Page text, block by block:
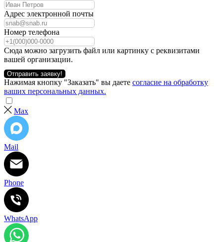
Адрес электронной почты
Номер телефона
Сюда можно загрузить файл или картинку с реквизитами
вашей организации.
Отправить заявку!
Нажимая кнопку "Заказать" вы даете согласие на обработку
ваших персональных данных.
Max
Mail
Phone
WhatsApp